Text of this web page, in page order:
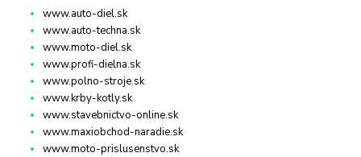
www.auto-diel.sk
www.auto-techna.sk
www.moto-diel.sk
www.profi-dielna.sk
www.polno-stroje.sk
www.krby-kotly.sk
www.stavebnictvo-online.sk
www.maxiobchod-naradie.sk
www.moto-prislusenstvo.sk